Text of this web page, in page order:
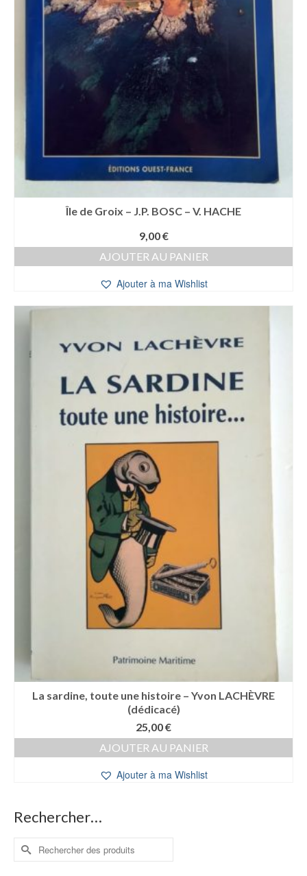
Île de Groix – J.P. BOSC – V. HACHE
9,00€
AJOUTER AU PANIER
Ajouter à ma Wishlist
La sardine, toute une histoire – Yvon LACHÈVRE
(dédicacé)
25,00€
AJOUTER AU PANIER
Ajouter à ma Wishlist
Rechercher…
Rechercher :